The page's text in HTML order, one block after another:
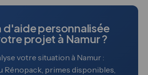
d'aide personnalisée
projet à Namur ?
votre situation à Namur :
Rénopack, primes disponibles,